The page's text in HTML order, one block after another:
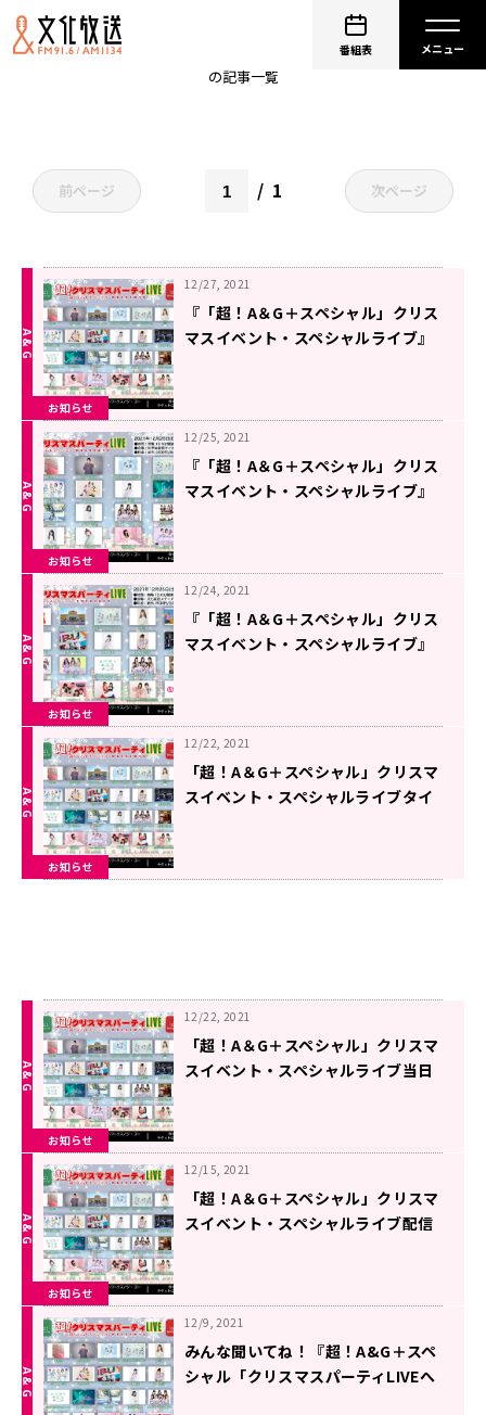
番組表
の記事一覧
前ページ 1 次ページ
お知らせ
12/27, 2021
『「超！A＆G＋スペシャル」クリス
マスイベント・スペシャルライブ』
お知らせ
12/25, 2021
『「超！A＆G＋スペシャル」クリス
マスイベント・スペシャルライブ』
お知らせ
12/24, 2021
『「超！A＆G＋スペシャル」クリス
マスイベント・スペシャルライブ』
お知らせ
12/22, 2021
「超！A＆G＋スペシャル」クリスマ
スイベント・スペシャルライブタイ
お知らせ
12/22, 2021
「超！A＆G＋スペシャル」クリスマ
スイベント・スペシャルライブ当日
お知らせ
12/15, 2021
「超！A＆G＋スペシャル」クリスマ
スイベント・スペシャルライブ配信
12/9, 2021
みんな聞いてね！『超！A&G＋スペ
シャル「クリスマスパーティLIVEへ